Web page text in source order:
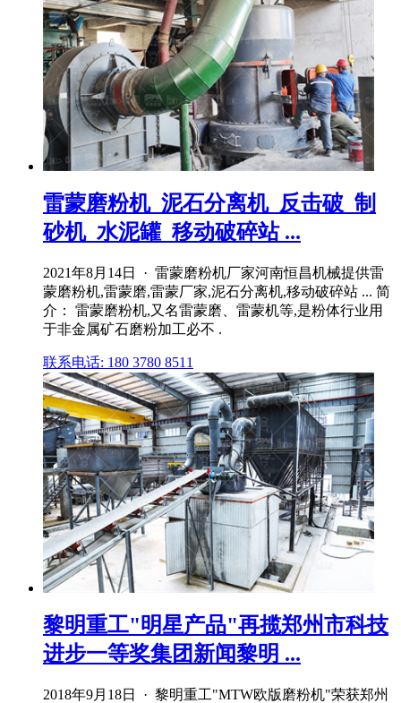
雷蒙磨粉机_泥石分离机_反击破_制
砂机_水泥罐_移动破碎站 ...
2021年8月14日 · 雷蒙磨粉机厂家河南恒昌机械提供雷
蒙磨粉机,雷蒙磨,雷蒙厂家,泥石分离机,移动破碎站 ... 简
介： 雷蒙磨粉机,又名雷蒙磨、雷蒙机等,是粉体行业用
于非金属矿石磨粉加工必不 .
联系电话: 180 3780 8511
黎明重工"明星产品"再揽郑州市科技
进步一等奖集团新闻黎明 ...
2018年9月18日 · 黎明重工"MTW欧版磨粉机"荣获郑州